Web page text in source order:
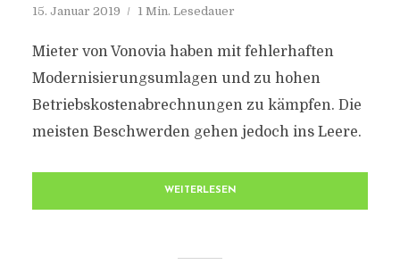
15. Januar 2019 1 Min. Lesedauer
Mieter von Vonovia haben mit fehlerhaften
Modernisierungsumlagen und zu hohen
Betriebskostenabrechnungen zu kämpfen. Die
meisten Beschwerden gehen jedoch ins Leere.
WEITERLESEN